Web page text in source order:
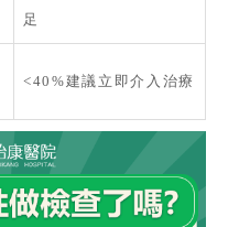
足
<40%建議立即介入治療